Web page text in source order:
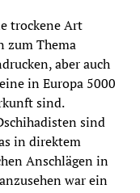
trockene Art
zum Thema
aber auch
in Europa 5000
sind.
sind
in direktem
Anschlägen in
war ein